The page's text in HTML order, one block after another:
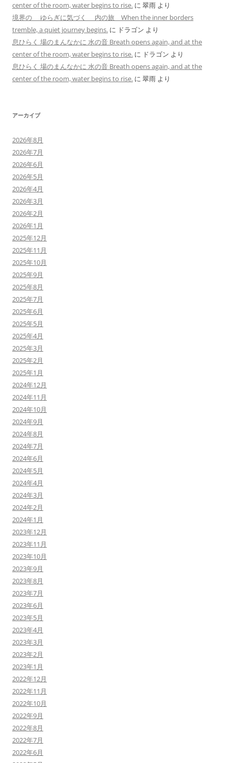
center of the room, water begins to rise. に 翠雨 より
境界の ゆらぎに気づく 内の旅 When the inner borders
tremble, a quiet journey begins. に ドラゴン より
息ひらく 場のまんなかに 水の音 Breath opens again, and at the
center of the room, water begins to rise. に ドラゴン より
息ひらく 場のまんなかに 水の音 Breath opens again, and at the
center of the room, water begins to rise. に 翠雨 より
アーカイブ
2026年8月
2026年7月
2026年6月
2026年5月
2026年4月
2026年3月
2026年2月
2026年1月
2025年12月
2025年11月
2025年10月
2025年9月
2025年8月
2025年7月
2025年6月
2025年5月
2025年4月
2025年3月
2025年2月
2025年1月
2024年12月
2024年11月
2024年10月
2024年9月
2024年8月
2024年7月
2024年6月
2024年5月
2024年4月
2024年3月
2024年2月
2024年1月
2023年12月
2023年11月
2023年10月
2023年9月
2023年8月
2023年7月
2023年6月
2023年5月
2023年4月
2023年3月
2023年2月
2023年1月
2022年12月
2022年11月
2022年10月
2022年9月
2022年8月
2022年7月
2022年6月